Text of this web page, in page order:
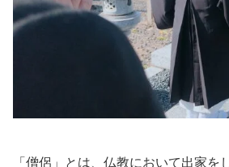
「僧侶」とは、仏教において出家を